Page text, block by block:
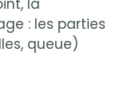
la
: les parties
queue)